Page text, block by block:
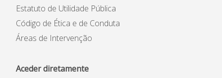
Estatuto de Utilidade Pública
Código de Ética e de Conduta
Áreas de Intervenção
Aceder diretamente